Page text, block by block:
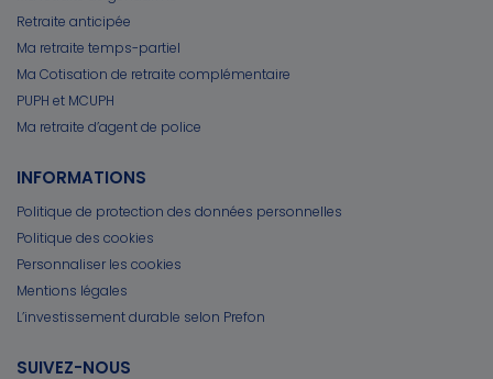
Retraite anticipée
Ma retraite temps-partiel
Ma Cotisation de retraite complémentaire
PUPH et MCUPH
Ma retraite d’agent de police
INFORMATIONS
Politique de protection des données personnelles
Politique des cookies
Personnaliser les cookies
Mentions légales
L’investissement durable selon Prefon
SUIVEZ-NOUS